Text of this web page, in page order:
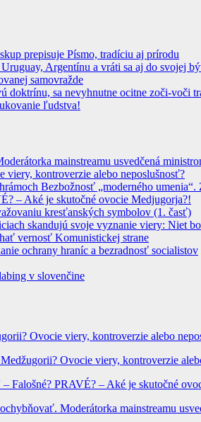
prepisuje Písmo, tradíciu aj prírodu
Argentínu a vráti sa aj do svojej
samovražde
doktrínu, sa nevyhnutne ocitne zoči-voči
ľudstva!
mainstreamu usvedčená
viery, kontroverzie alebo neposlušnosť?
Bezbožnosť „moderného umenia“.
– Aké je skutočné ovocie Medjugorja?!
kresťanských symbolov (1. časť)
skandujú svoje vyznanie viery: Niet
vernosť Komunistickej strane
ochrany hraníc a bezradnosť socialistov
v slovenčine
Ovocie viery, kontroverzie alebo
Ovocie viery, kontroverzie
Falošné? PRAVÉ? – Aké je skutočné
Moderátorka mainstreamu